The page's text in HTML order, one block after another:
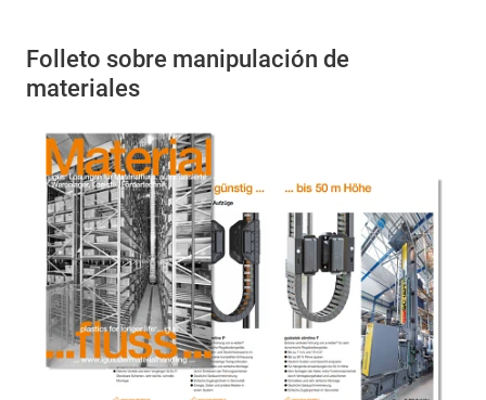
Folleto sobre manipulación de
materiales